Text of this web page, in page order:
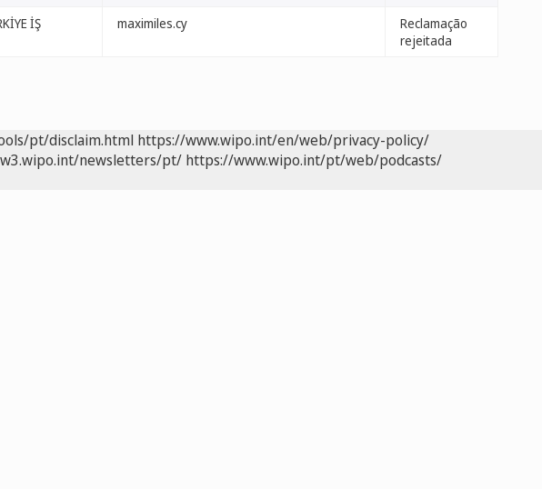
İŞ
maximiles.cy
Reclamação
rejeitada
pt/disclaim.html https://www.wipo.int/en/web/privacy-policy/
newsletters/pt/ https://www.wipo.int/pt/web/podcasts/